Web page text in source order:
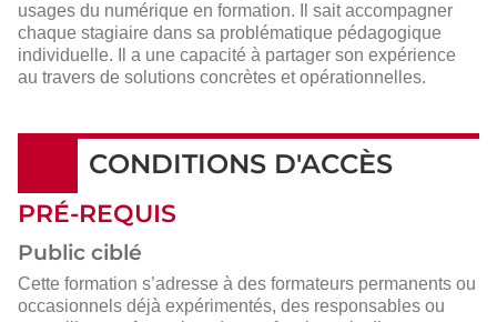
usages du numérique en formation. Il sait accompagner
chaque stagiaire dans sa problématique pédagogique
individuelle. Il a une capacité à partager son expérience
au travers de solutions concrètes et opérationnelles.
CONDITIONS D'ACCÈS
PRÉ-REQUIS
Public ciblé
Cette formation s’adresse à des formateurs permanents ou
occasionnels déjà expérimentés, des responsables ou